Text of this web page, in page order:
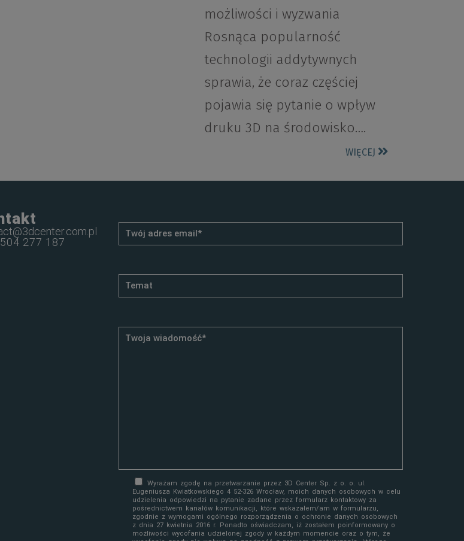
możliwości i wyzwania
Rosnąca popularność
technologii addytywnych
sprawia, że coraz częściej
pojawia się pytanie o wpływ
druku 3D na środowisko….
WIĘCEJ
277 187
Wyrażam zgodę na przetwarzanie przez 3D Center Sp. z o. o. ul.
Eugeniusza Kwiatkowskiego 4 52-326 Wrocław, moich danych osobowych w celu
udzielenia odpowiedzi na pytanie zadane przez formularz kontaktowy za
pośrednictwem kanałów komunikacji, które wskazałem/am w formularzu,
zgodnie z wymogami ogólnego rozporządzenia o ochronie danych osobowych
z dnia 27 kwietnia 2016 r. Ponadto oświadczam, iż zostałem poinformowany o
możliwości wycofania udzielonej zgody w każdym momencie oraz o tym, że